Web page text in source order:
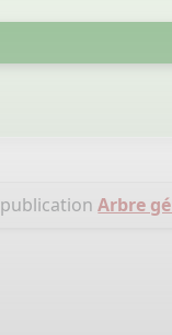
publicationArbre